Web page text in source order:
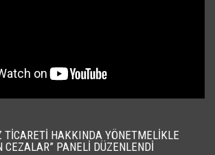
TICARETI HAKKINDA YÖNETMELIKLE
CEZALAR” PANELI DÜZENLENDI